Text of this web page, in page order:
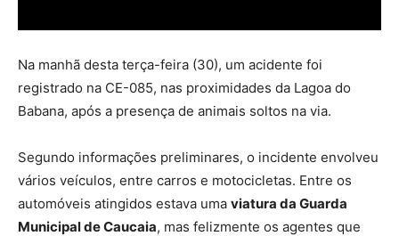
Na manhã desta terça-feira (30), um acidente foi
registrado na CE-085, nas proximidades da Lagoa do
Babana, após a presença de animais soltos na via.
Segundo informações preliminares, o incidente envolveu
vários veículos, entre carros e motocicletas. Entre os
automóveis atingidos estava uma viatura da Guarda
Municipal de Caucaia, mas felizmente os agentes que